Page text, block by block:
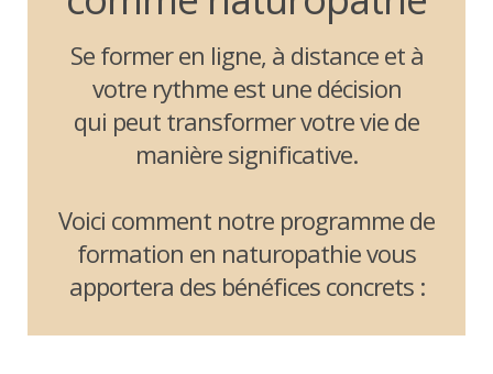
Se former en ligne, à distance et à
votre rythme est une décision
qui peut transformer votre vie de
manière significative.
Voici comment notre programme de
formation en naturopathie vous
apportera des bénéfices concrets :